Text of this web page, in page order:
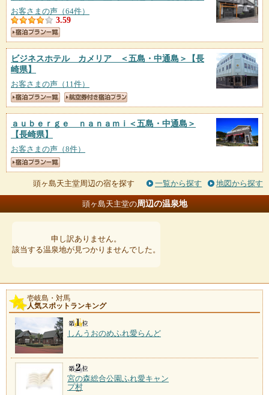
お客さまの声（64件）
3.59
ビジネスホテル カメリア ＜五島・中通島＞
【長
崎県】
お客さまの声（11件）
ａｕｂｅｒｇｅ ｎａｎａｍｉ＜五島・中通島＞
【長崎県】
お客さまの声（8件）
頭ヶ島天主堂周辺の宿を探す 一覧から探す 地図から探す
頭ヶ島天主堂の周辺の温泉地
申し訳ありません。
該当する温泉地が見つかりませんでした。
壱岐島・対馬
人気スポットランキング
しんうおのめふれ愛らんど
宮の森総合公園ふれ愛キャン
プ村